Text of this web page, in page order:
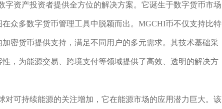
资产投资者提供全方位的解决方案。它诞生于数字货币市场
众多数字货币管理工具中脱颖而出。MGCHI币不仅支持比特
密货币提供支持，满足不同用户的多元需求。其技术基础采
，为能源交易、跨境支付等领域提供了高效、透明的解决方
可持续能源的关注增加，它在能源市场的应用潜力巨大。该